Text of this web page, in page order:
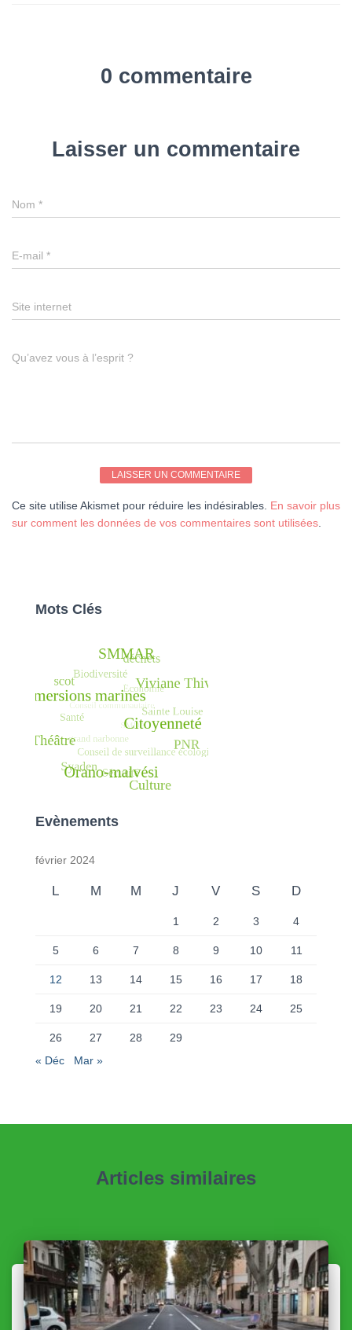
0 commentaire
Laisser un commentaire
Nom *
E-mail *
Site internet
Qu’avez vous à l’esprit ?
Ce site utilise Akismet pour réduire les indésirables. En savoir plus
sur comment les données de vos commentaires sont utilisées
Mots Clés
Evènements
février 2024
L M M J V S D
1 2 3 4
5 6 7 8 9 10 11
12 13 14 15 16 17 18
19 20 21 22 23 24 25
26 27 28
29
« Déc
Mar »
Articles similaires